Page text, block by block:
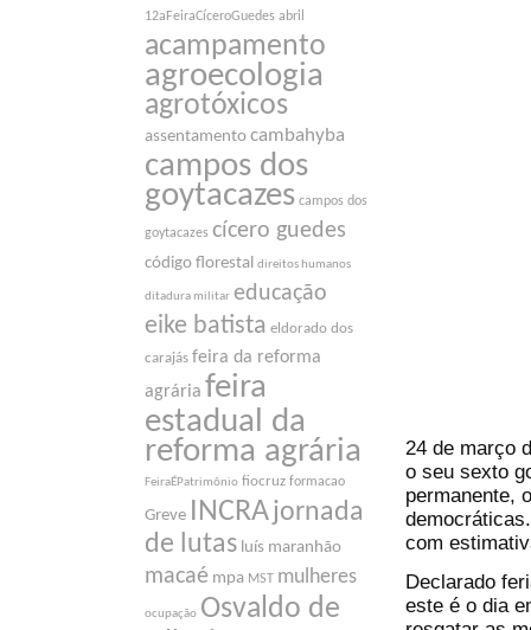
12aFeiraCíceroGuedes abril
acampamento
agroecologia
agrotóxicos
assentamento cambahyba
campos dos
goytacazes campos dos
goytacazes cícero guedes
código florestal direitos humanos
ditadura militar educação
eike batista eldorado dos
carajás feira da reforma
agrária feira
estadual da
reforma agrária
FeiraÉPatrimônio fiocruz formacao
Greve INCRA jornada
de lutas luís maranhão
macaé mpa MST mulheres
ocupação Osvaldo de
24 de março
o seu sexto
permanente,
com
Declarado
este é o dia